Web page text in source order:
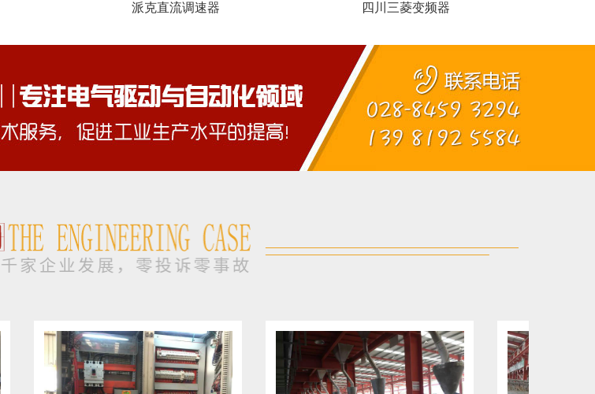
派克直流调速器 四川三菱变频器